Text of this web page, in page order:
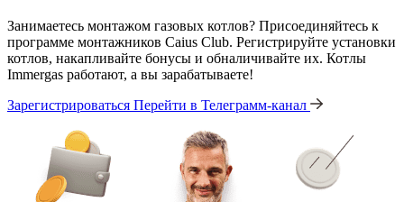
Занимаетесь монтажом газовых котлов? Присоединяйтесь к
программе монтажников Caius Club. Регистрируйте установки
котлов, накапливайте бонусы и обналичивайте их. Котлы
Immergas работают, а вы зарабатываете!
Зарегистрироваться Перейти в Телеграмм-канал